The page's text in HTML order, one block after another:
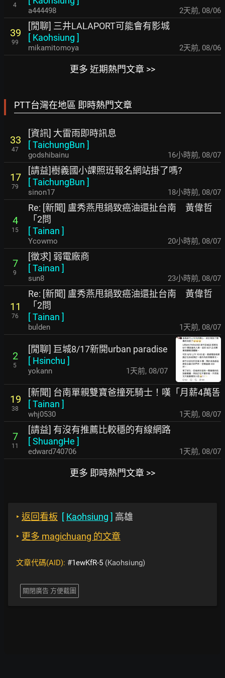
4
a444498 2天前, 08/06
39
99
[閒聊] 三井LALAPORT可能會有影城
[ Kaohsiung ]
mikamitomoya 2天前, 08/06
更多 近期熱門文章 >>
PTT台灣在地區 即時熱門文章
33
47
[資訊] 大雷雨即時訊息
[TaichungBun ]
godshibainu 16小時前, 08/07
17
79
[請益]樹義國小課照班報名網站掛了嗎?
[TaichungBun ]
sinon17 18小時前, 08/07
4
15
Re: [新聞] 盧秀燕甩鍋致癌油還扯台南 黃偉哲
「2問
[Tainan ]
Ycowmo 20小時前, 08/07
7
9
[徵求] 弱電廠商
[Tainan ]
sun8 23小時前, 08/07
11
76
Re: [新聞] 盧秀燕甩鍋致癌油還扯台南 黃偉哲
「2問
[Tainan ]
bulden 1天前, 08/07
2
5
[閒聊] 巨城8/17新開urban paradise
[ Hsinchu ]
yokann 1天前, 08/07
19
38
[新聞] 台南單親雙寶爸撞死騎士！嘆「月薪4萬똠
[Tainan ]
whj0530 1天前, 08/07
7
11
[請益] 有沒有推薦比較穩的有線網路
[ShuangHe ]
edward740706 1天前, 08/07
更多 即時熱門文章 >>
‣ 返回看板 [ Kaohsiung ] 高雄
‣ 更多 magichuang 的文章
文章代碼(AID): #1ewKfR-5 (Kaohsiung)
關閉廣告 方便截圖